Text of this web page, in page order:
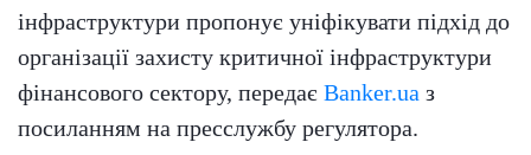
інфраструктури пропонує уніфікувати підхід до
організації захисту критичної інфраструктури
фінансового сектору, передає Banker.ua з
посиланням на пресслужбу регулятора.